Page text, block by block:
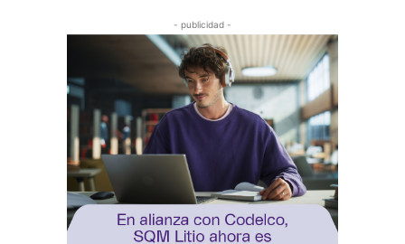
- publicidad -